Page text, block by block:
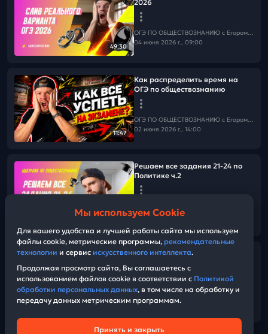
49:30
2026
ОГЭ ПО ОБЩЕСТВОЗНАНИЮ c Егором Кантом
04 июня 2026 г., 09:00
11:47
Как распределить время на
ОГЭ по обществознанию
ОГЭ ПО ОБЩЕСТВОЗНАНИЮ c Егором Кантом
02 июня 2026 г., 14:00
Решаем все задания 21-24 по
Политике ч.2
02 июня 2026 г., 11:00
Решаем все задания 21-24 по
01 июня 2026 г., 11:00
Мы используем Cookie
Для вашего удобства и лучшей работы сайта мы используем
файлы cookie, метрические программы, рекомендательные
технологии и сервис искусственного интеллекта.
Продолжая просмотр сайта, Вы соглашаетесь с
использованием файлов cookie в соответствии с Политикой
обработки персональных данных, в том числе на обработку и
передачу данных метрическим программам.
Принять и закрыть